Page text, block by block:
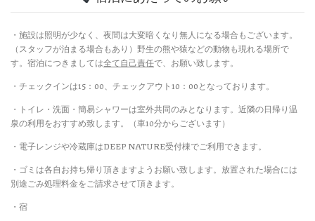
・施設は照明が少なく、夜間は大変暗くなり無人になる場合もございます。
（スタッフが泊まる場合もあり）野生の熊や猿などの動物も現れる場所で
す。宿泊につきましては全て自己責任で、お願い致します。
・チェックインは15：00、チェックアウト10：00となっております。
・トイレ・洗面・簡易シャワーは室外共同のみとなります。近隣の日帰り温
泉の利用をおすすめ致します。（車10分からございます）
・電子レンジや冷蔵庫はDEEP NATURE受付棟でご利用できます。
・ゴミは各自お持ち帰り頂きますようお願い致します。放置された場合には
別途ごみ処理料金をご請求させて頂きます。
・宿